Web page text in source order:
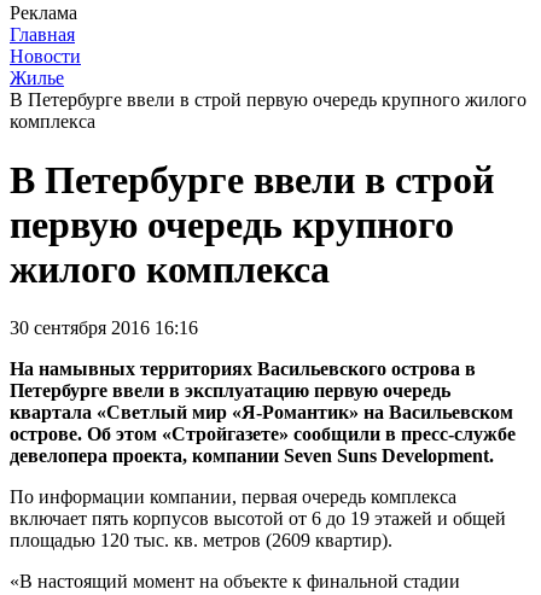
Реклама
Главная
Новости
Жилье
В Петербурге ввели в строй первую очередь крупного жилого
комплекса
В Петербурге ввели в строй
первую очередь крупного
жилого комплекса
30 сентября 2016 16:16
На намывных территориях Васильевского острова в
Петербурге ввели в эксплуатацию первую очередь
квартала «Светлый мир «Я-Романтик» на Васильевском
острове. Об этом «Стройгазете» сообщили в пресс-службе
девелопера проекта, компании Seven Suns Development.
По информации компании, первая очередь комплекса
включает пять корпусов высотой от 6 до 19 этажей и общей
площадью 120 тыс. кв. метров (2609 квартир).
«В настоящий момент на объекте к финальной стадии